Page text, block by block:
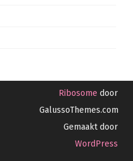
Ribosome door
GalussoThemes.com
Gemaakt door
WordPress